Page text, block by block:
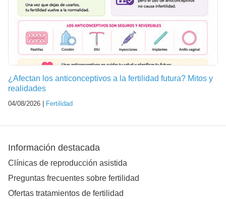
¿Afectan los anticonceptivos a la fertilidad futura? Mitos y
realidades
04/08/2026 | Fertilidad
Información destacada
Clínicas de reproducción asistida
Preguntas frecuentes sobre fertilidad
Ofertas tratamientos de fertilidad